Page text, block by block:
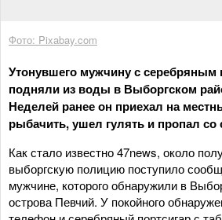
Фото: Pixabay.com
Утонувшего мужчину с серебряным
подняли из воды в Выборгском
Неделей ранее он приехал на
рыбачить, ушел гулять и пропал со
Как стало известно 47news, около
выборгскую полицию поступило
мужчине, которого обнаружили в
острова Певчий. У покойного